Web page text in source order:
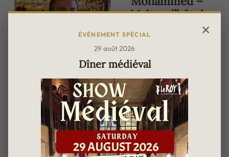
Maître d’hôtel
Connu de tous sous le nom
de Monsieur Momo, il
incarne l’art de recevoir à
maître d’hôtel, il veille à
l’élégance du service, au
rythme de chaque table et
au bien-être des convives
tout au long du repas.
Toujours attentif, il sait
ÉVÉNEMENT SPÉCIAL
29 août 2026
Dîner médiéval